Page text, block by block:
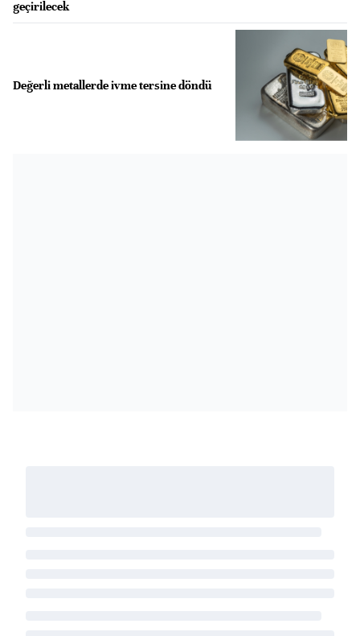
geçirilecek
Değerli metallerde ivme tersine döndü